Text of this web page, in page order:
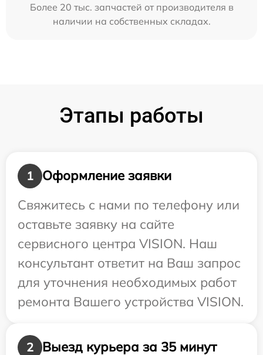
Более 20 тыс. запчастей от производителя в
наличии на собственных складах.
Этапы работы
1
Оформление заявки
Свяжитесь с нами по телефону или
оставьте заявку на сайте
сервисного центра VISION. Наш
консультант ответит на Ваш запрос
для уточнения необходимых работ
ремонта Вашего устройства VISION.
2 Выезд курьера за 35 минут